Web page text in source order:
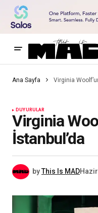
Ana Sayfa Virginia
DUYURULAR
Virginia
İstanbul’da
byThis Is MAD